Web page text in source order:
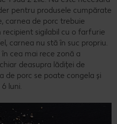
pentru produsele cumpărate
carnea de porc trebuie
sigilabil cu o farfurie
carnea nu stă în suc propriu.
cea mai rece zonă a
deasupra lădiței de
de porc se poate congela și
luni.